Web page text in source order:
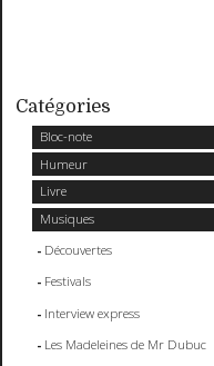
Catégories
Bloc-note
Humeur
Livre
Musiques
Découvertes
Festivals
Interview express
Les Madeleines de Mr Dubuc